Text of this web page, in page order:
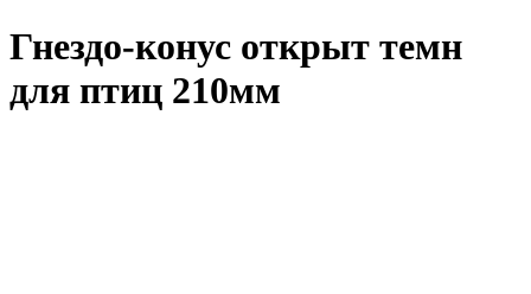
Гнездо-конус открыт темн
для птиц 210мм